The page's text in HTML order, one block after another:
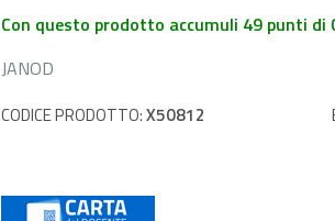
Con questo prodotto accumuli 49 punti di
JANOD
CODICE PRODOTTO:X50812